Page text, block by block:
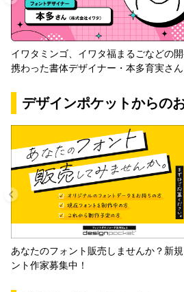
イワタミンゴ、イワタ福まるごなどの
携わった書体デザイナー・本多育実さん
デザインポケットからの
あなたのフォント販売しませんか？新
ント作家募集中！